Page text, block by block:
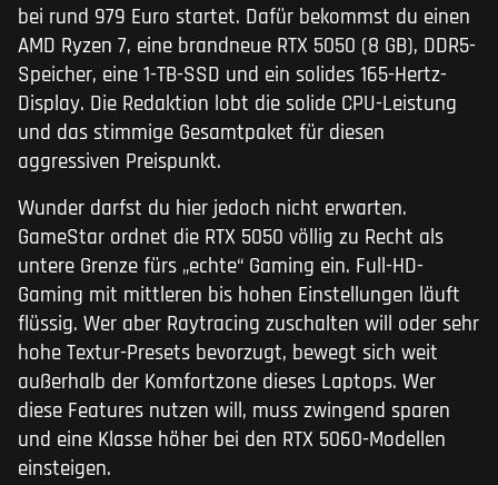
bei rund 979 Euro startet. Dafür bekommst du einen
AMD Ryzen 7, eine brandneue RTX 5050 (8 GB), DDR5-
Speicher, eine 1-TB-SSD und ein solides 165-Hertz-
Display. Die Redaktion lobt die solide CPU-Leistung
und das stimmige Gesamtpaket für diesen
aggressiven Preispunkt.
Wunder darfst du hier jedoch nicht erwarten.
GameStar ordnet die RTX 5050 völlig zu Recht als
untere Grenze fürs „echte“ Gaming ein. Full-HD-
Gaming mit mittleren bis hohen Einstellungen läuft
flüssig. Wer aber Raytracing zuschalten will oder sehr
hohe Textur-Presets bevorzugt, bewegt sich weit
außerhalb der Komfortzone dieses Laptops. Wer
diese Features nutzen will, muss zwingend sparen
und eine Klasse höher bei den RTX 5060-Modellen
einsteigen.